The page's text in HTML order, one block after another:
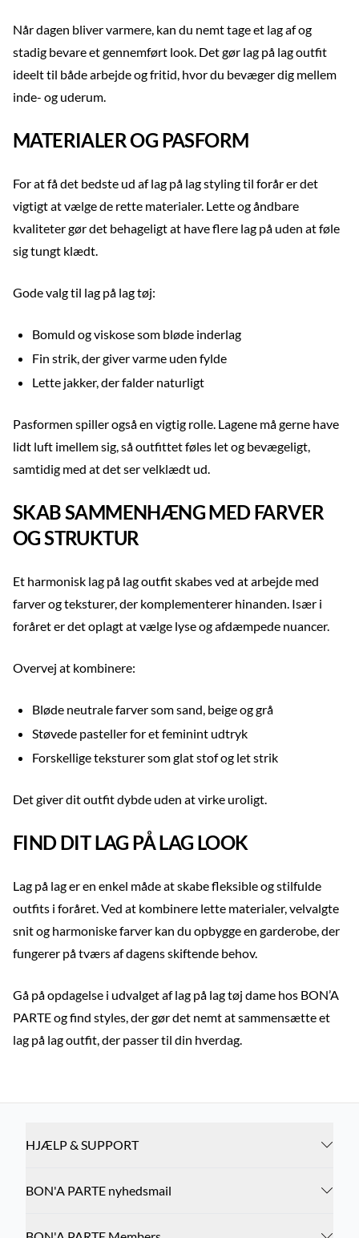
Når dagen bliver varmere, kan du nemt tage et lag af og
stadig bevare et gennemført look. Det gør lag på lag outfit
ideelt til både arbejde og fritid, hvor du bevæger dig mellem
inde- og uderum.
MATERIALER OG PASFORM
For at få det bedste ud af lag på lag styling til forår er det
vigtigt at vælge de rette materialer. Lette og åndbare
kvaliteter gør det behageligt at have flere lag på uden at føle
sig tungt klædt.
Gode valg til lag på lag tøj:
Bomuld og viskose som bløde inderlag
Fin strik, der giver varme uden fylde
Lette jakker, der falder naturligt
Pasformen spiller også en vigtig rolle. Lagene må gerne have
lidt luft imellem sig, så outfittet føles let og bevægeligt,
samtidig med at det ser velklædt ud.
SKAB SAMMENHÆNG MED FARVER
OG STRUKTUR
Et harmonisk lag på lag outfit skabes ved at arbejde med
farver og teksturer, der komplementerer hinanden. Især i
foråret er det oplagt at vælge lyse og afdæmpede nuancer.
Overvej at kombinere:
Bløde neutrale farver som sand, beige og grå
Støvede pasteller for et feminint udtryk
Forskellige teksturer som glat stof og let strik
Det giver dit outfit dybde uden at virke uroligt.
FIND DIT LAG PÅ LAG LOOK
Lag på lag er en enkel måde at skabe fleksible og stilfulde
outfits i foråret. Ved at kombinere lette materialer, velvalgte
snit og harmoniske farver kan du opbygge en garderobe, der
fungerer på tværs af dagens skiftende behov.
Gå på opdagelse i udvalget af lag på lag tøj dame hos BON’A
PARTE og find styles, der gør det nemt at sammensætte et
lag på lag outfit, der passer til din hverdag.
HJÆLP & SUPPORT
BON'A PARTE nyhedsmail